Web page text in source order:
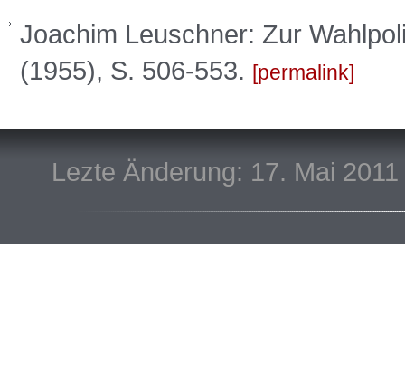
Joachim Leuschner: Zur
(1955), S. 506-553.
permalink
Lezte Änderung: 17. Mai